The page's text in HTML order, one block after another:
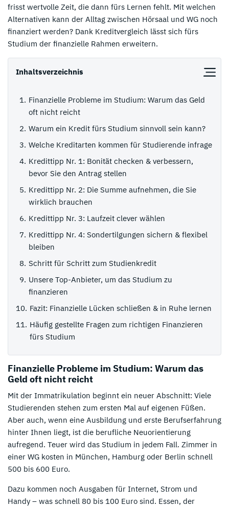
frisst wertvolle Zeit, die dann fürs Lernen fehlt. Mit welchen
Alternativen kann der Alltag zwischen Hörsaal und WG noch
finanziert werden? Dank Kreditvergleich lässt sich fürs
Studium der finanzielle Rahmen erweitern.
Inhaltsverzeichnis
Finanzielle Probleme im Studium: Warum das Geld
oft nicht reicht
Warum ein Kredit fürs Studium sinnvoll sein kann?
Welche Kreditarten kommen für Studierende infrage
Kredittipp Nr. 1: Bonität checken & verbessern,
bevor Sie den Antrag stellen
Kredittipp Nr. 2: Die Summe aufnehmen, die Sie
wirklich brauchen
Kredittipp Nr. 3: Laufzeit clever wählen
Kredittipp Nr. 4: Sondertilgungen sichern & flexibel
bleiben
Schritt für Schritt zum Studienkredit
Unsere Top-Anbieter, um das Studium zu
finanzieren
Fazit: Finanzielle Lücken schließen & in Ruhe lernen
Häufig gestellte Fragen zum richtigen Finanzieren
fürs Studium
Finanzielle Probleme im Studium: Warum das
Geld oft nicht reicht
Mit der Immatrikulation beginnt ein neuer Abschnitt: Viele
Studierenden stehen zum ersten Mal auf eigenen Füßen.
Aber auch, wenn eine Ausbildung und erste Berufserfahrung
hinter Ihnen liegt, ist die berufliche Neuorientierung
aufregend. Teuer wird das Studium in jedem Fall. Zimmer in
einer WG kosten in München, Hamburg oder Berlin schnell
500 bis 600 Euro.
Dazu kommen noch Ausgaben für Internet, Strom und
Handy – was schnell 80 bis 100 Euro sind. Essen, der